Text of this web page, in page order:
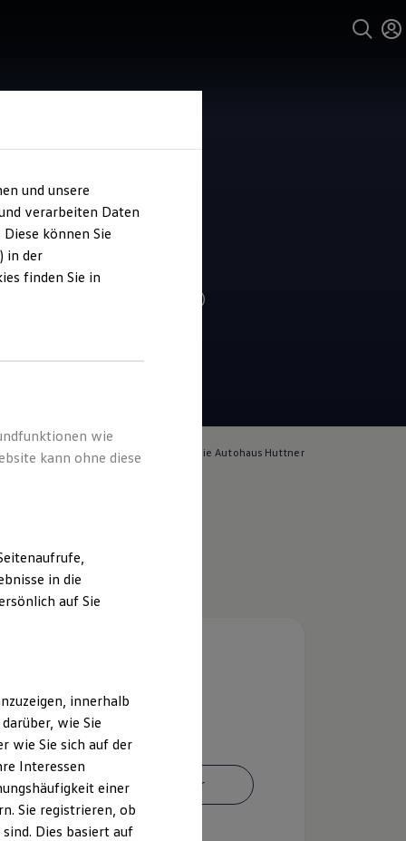
Service
Huttner
für die Inhalte auf dieser Seite ist die Autohaus Huttner
Ansprechpartner
und unsere
verarbeiten Daten
können Sie
in der
finden Sie in
wie
kann ohne diese
in die
auf Sie
innerhalb
wie Sie
wie Sie sich auf der
Interessen
einer
Sie registrieren, ob
Dies basiert auf